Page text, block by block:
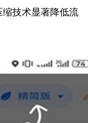
技术显著降低流